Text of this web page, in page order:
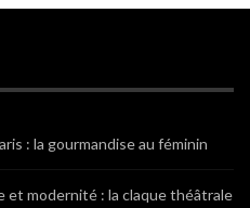
: la gourmandise au féminin
et modernité : la claque théâtrale